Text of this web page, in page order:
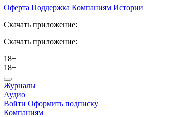
Оферта Поддержка Компаниям Истории
Скачать приложение:
Скачать приложение:
18+
18+
Журналы
Аудио
Войти Оформить подписку
Компаниям